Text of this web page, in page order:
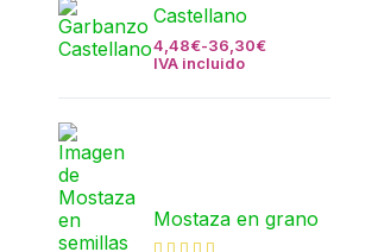
Castellano
4,48€-36,30€
IVA incluido
Mostaza en grano